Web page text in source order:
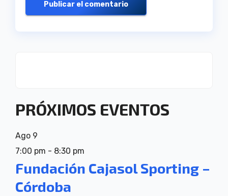
PRÓXIMOS EVENTOS
Ago 9
7:00 pm - 8:30 pm
Fundación Cajasol Sporting –
Córdoba